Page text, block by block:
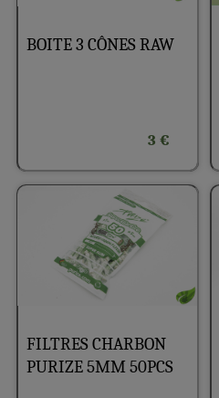
BOITE 3 CÔNES RAW
3 €
FILTRES CHARBON
PURIZE 5MM 50PCS